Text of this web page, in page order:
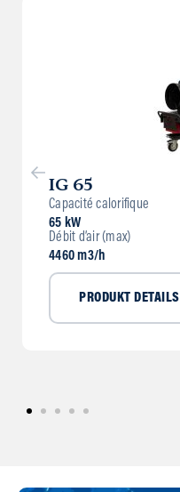
IG 65
Capacité calorifique
65 kW
Débit d’air (max)
4460 m3/h
PRODUKT DETAILS